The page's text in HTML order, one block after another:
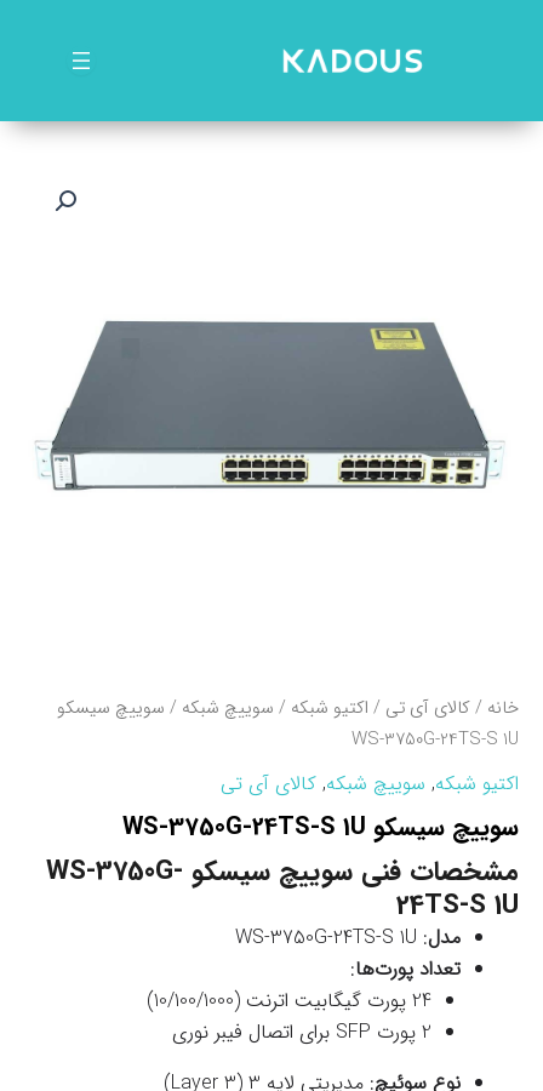
خانه /کالای آی تی / اکتیو شبکه / سوییچ شبکه / سوييچ سيسکو
WS-3750G-24TS-S 1U
اکتیو شبکه, سوییچ شبکه, کالای آی تی
سوييچ سيسکو WS-3750G-24TS-S 1U
مشخصات فنی سوييچ سيسکو WS-3750G-
24TS-S 1U
مدل: WS-3750G-24TS-S 1U
تعداد پورت‌ها:
24 پورت گیگابیت اترنت (10/100/1000)
2 پورت SFP برای اتصال فیبر نوری
نوع سوئیچ: مدیریتی لایه 3 (Layer 3)